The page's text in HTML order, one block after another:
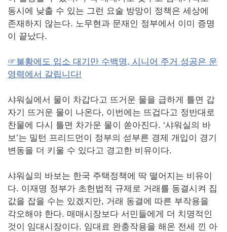
동시에 낮출 수 있는 그런 요술 방망이 정책은 세상에
존재하지 않는다. 노무현과 문재인 정부에서 이미 증명
이 끝났다.
☞불황에도 입소 대기만 수백명, 시니어 주거 성공은 운
영력에서 갈립니다!
샤워실에서 물이 차갑다고 뜨거운 물을 급하게 틀면 갑
자기 뜨거운 물이 나온다, 이번에는 뜨겁다고 정반대로
찬물에 다시 틀면 차가운 물이 쏟아진다. ‘샤워실의 바
보’는 밀턴 프리드먼이 정부의 섣부른 경제 개입이 경기
변동을 더 키울 수 있다고 경고한 비유이다.
샤워실의 바보는 한국 주택정책에 딱 떨어지는 비유이
다. 이재명 정부가 초헌법적 규제로 거래를 동결시켜 집
값을 잡을 수는 있겠지만, 거래 동결에 따른 부작용을
각오해야 한다. 매매시장보다 서민들에게 더 치명적인
것이 임대시장이다. 임대료 완충작용을 해온 전세 낀 아